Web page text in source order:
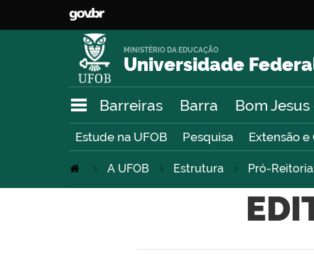
Universidade
MINISTÉRIO DA EDUCAÇÃO
Barreiras Barra Bom
Estude na UFOB Pesquisa Extensão e
A UFOB Estrutura Pró-